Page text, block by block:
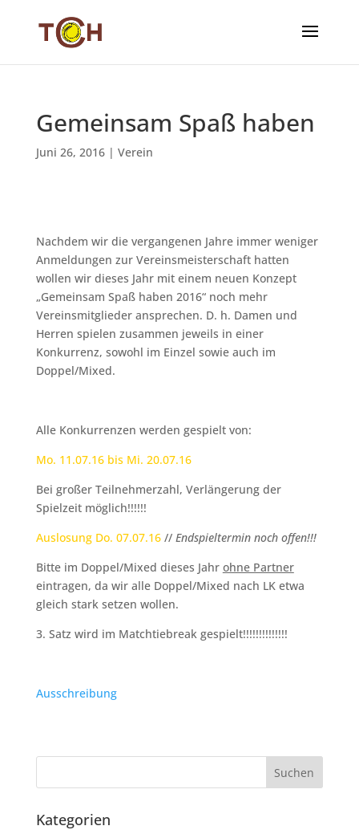
Gemeinsam Spaß haben
Juni 26, 2016| Verein
Nachdem wir die vergangenen Jahre immer weniger
Anmeldungen zur Vereinsmeisterschaft hatten
wollen wir dieses Jahr mit einem neuen Konzept
„Gemeinsam Spaß haben 2016“ noch mehr
Vereinsmitglieder ansprechen. D. h. Damen und
Herren spielen zusammen jeweils in einer
Konkurrenz, sowohl im Einzel sowie auch im
Doppel/Mixed.
Alle Konkurrenzen werden gespielt von:
Mo. 11.07.16 bis Mi. 20.07.16
Bei großer Teilnehmerzahl, Verlängerung der
Spielzeit möglich!!!!!!
Auslosung Do. 07.07.16// Endspieltermin noch offen!!!
Bitte im Doppel/Mixed dieses Jahr ohne Partner
eintragen, da wir alle Doppel/Mixed nach LK etwa
gleich stark setzen wollen.
3. Satz wird im Matchtiebreak gespielt!!!!!!!!!!!!!!
Ausschreibung
Kategorien